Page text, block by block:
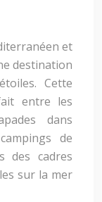
et
destination
Cette
entre les
dans
de
des cadres
sur la mer